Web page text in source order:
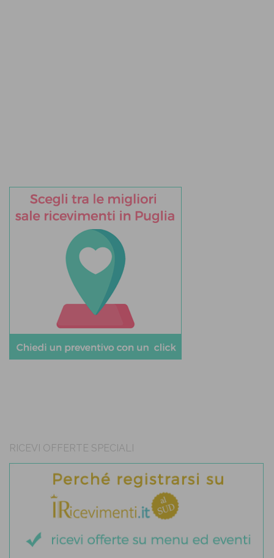
RICEVI OFFERTE SPECIALI